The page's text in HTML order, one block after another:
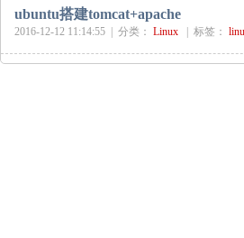
ubuntu搭建tomcat+apache
2016-12-12 11:14:55 | 分类： Linux 标签：